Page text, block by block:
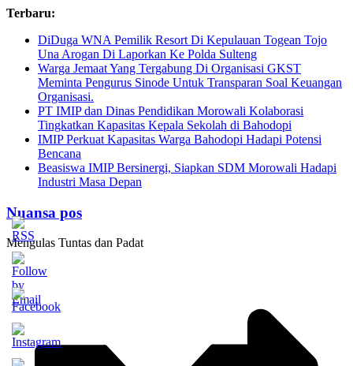
Skip
content
Terbaru:
DiDuga WNA Pemilik Resort Di Kepulauan Togean Tojo
Una Arogan Di Laporkan Ke Polda Sulteng
Warga Jemaat Yang Tergabung Di Organisasi GKST
Meminta Pengurus Sinode Untuk Transparan Soal Keuangan
Organisasi.
PT IMIP dan Dinas Pendidikan Morowali Kolaborasi
Tingkatkan Kapasitas Kepala Sekolah di Bahodopi
IMIP Perkuat Kapasitas Warga Bahodopi Hadapi Potensi
Bencana
Beasiswa IMIP Bersinergi, Siapkan SDM Morowali Hadapi
Industri Masa Depan
Nuansa pos
Mengulas Tuntas dan Padat